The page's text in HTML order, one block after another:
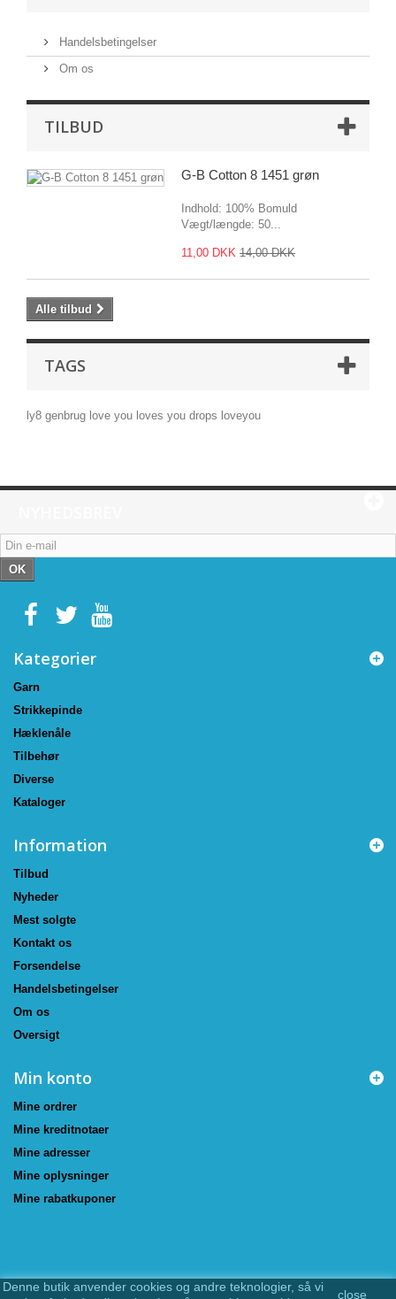
Handelsbetingelser
Om os
TILBUD
G-B Cotton 8 1451 grøn
Indhold: 100% Bomuld
Vægt/længde: 50...
11,00 DKK 14,00 DKK
Alle tilbud
TAGS
ly8 genbrug love you loves you drops loveyou
OK
Kategorier
Garn
Strikkepinde
Hæklenåle
Tilbehør
Diverse
Kataloger
Information
Tilbud
Nyheder
Mest solgte
Kontakt os
Forsendelse
Handelsbetingelser
Om os
Oversigt
Min konto
Mine ordrer
Mine kreditnotaer
Mine adresser
Mine oplysninger
Mine rabatkuponer
Denne butik anvender cookies og andre teknologier, så vi
close